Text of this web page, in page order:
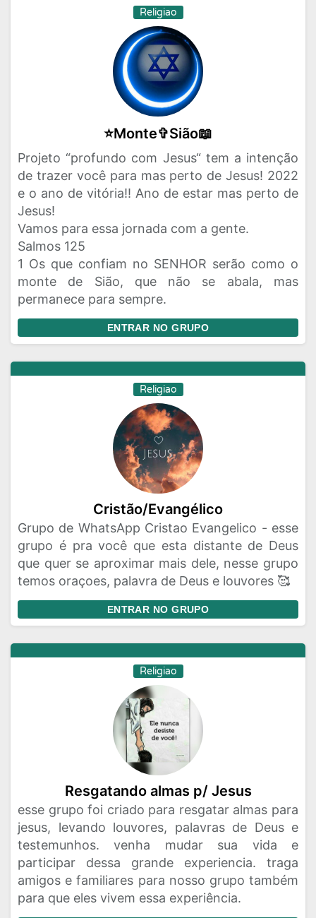
Religiao
⭐Monte✞Sião📖
Projeto “profundo com Jesus“ tem a intenção
de trazer você para mas perto de Jesus! 2022
e o ano de vitória!! Ano de estar mas perto de
Jesus!
Vamos para essa jornada com a gente.
Salmos 125
1 Os que confiam no SENHOR serão como o
monte de Sião, que não se abala, mas
permanece para sempre.
ENTRAR NO GRUPO
Religiao
Cristão/Evangélico
Grupo de WhatsApp Cristao Evangelico - esse
grupo é pra você que esta distante de Deus
que quer se aproximar mais dele, nesse grupo
temos oraçoes, palavra de Deus e louvores 🥰
ENTRAR NO GRUPO
Religiao
Resgatando almas p/ Jesus
esse grupo foi criado para resgatar almas para
jesus, levando louvores, palavras de Deus e
testemunhos. venha mudar sua vida e
participar dessa grande experiencia. traga
amigos e familiares para nosso grupo também
para que eles vivem essa experiência.